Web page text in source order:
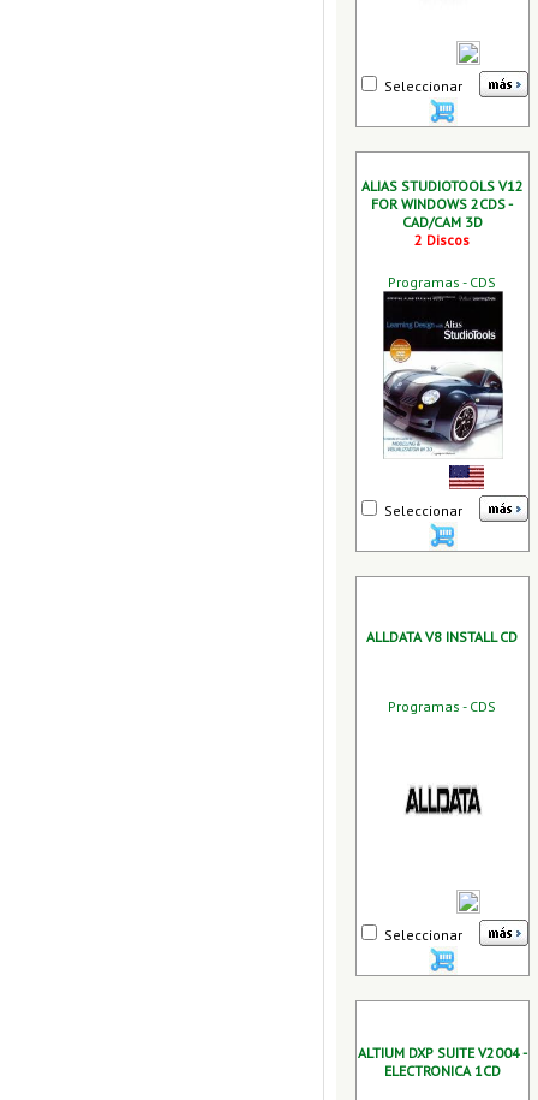
Seleccionar
ALIAS STUDIOTOOLS V12
FOR WINDOWS 2CDS -
CAD/CAM 3D
2 Discos
Programas - CDS
Seleccionar
ALLDATA V8 INSTALL CD
Programas - CDS
Seleccionar
ALTIUM DXP SUITE V2004 -
ELECTRONICA 1CD